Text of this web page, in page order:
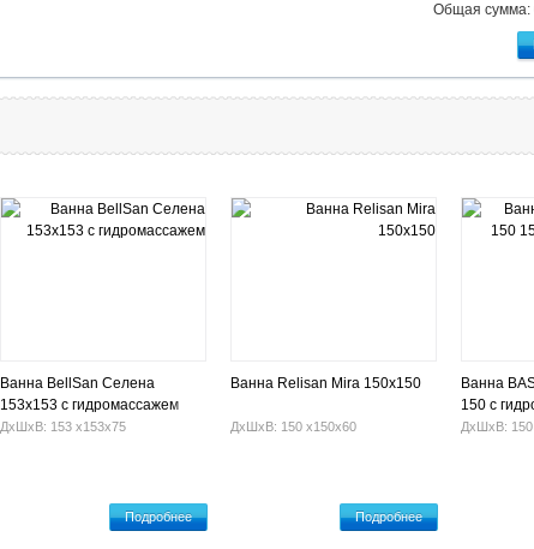
Общая сумма:
Ванна BellSan Селена
153x153 с гидромассажем
ДхШхВ: 153 х153х75
Подробнее
Ванна Relisan Mira 150х150
ДхШхВ: 150 х150х60
Подробнее
Ванна
150 с
ДхШхВ: 150